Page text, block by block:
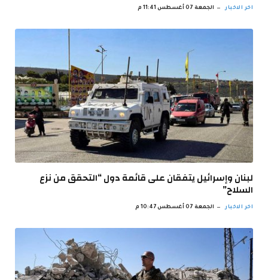
اخر الاخبار الجمعة 07 أغسطس 11:41 م
لبنان وإسرائيل يتفقان على قائمة دول “التحقق من نزع
السلاح”
اخر الاخبار الجمعة 07 أغسطس 10:47 م